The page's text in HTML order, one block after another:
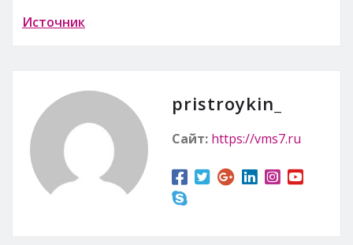
Источник
pristroykin_
Сайт: https://vms7.ru